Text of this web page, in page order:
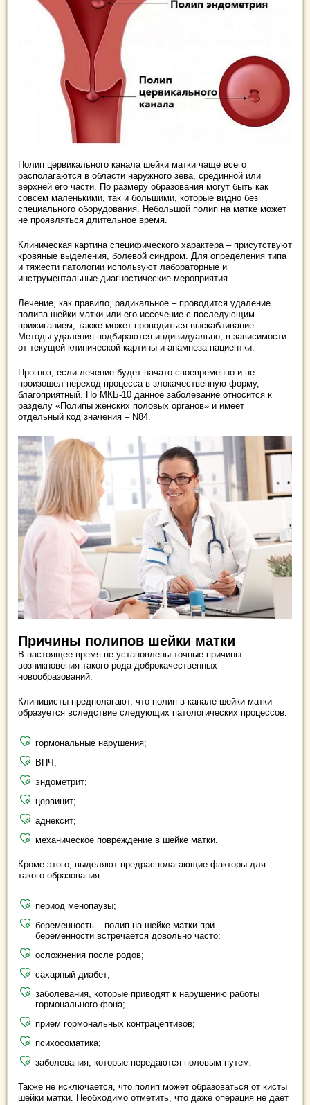
Полип цервикального канала шейки матки чаще всего
располагаются в области наружного зева, срединной или
верхней его части. По размеру образования могут быть как
совсем маленькими, так и большими, которые видно без
специального оборудования. Небольшой полип на матке может
не проявляться длительное время.
Клиническая картина специфического характера – присутствуют
кровяные выделения, болевой синдром. Для определения типа
и тяжести патологии используют лабораторные и
инструментальные диагностические мероприятия.
Лечение, как правило, радикальное – проводится удаление
полипа шейки матки или его иссечение с последующим
прижиганием, также может проводиться выскабливание.
Методы удаления подбираются индивидуально, в зависимости
от текущей клинической картины и анамнеза пациентки.
Прогноз, если лечение будет начато своевременно и не
произошел переход процесса в злокачественную форму,
благоприятный. По МКБ-10 данное заболевание относится к
разделу «Полипы женских половых органов» и имеет
отдельный код значения – N84.
Причины полипов шейки матки
В настоящее время не установлены точные причины
возникновения такого рода доброкачественных
новообразований.
Клиницисты предполагают, что полип в канале шейки матки
образуется вследствие следующих патологических процессов:
гормональные нарушения;
ВПЧ;
эндометрит;
цервицит;
аднексит;
механическое повреждение в шейке матки.
Кроме этого, выделяют предрасполагающие факторы для
такого образования:
период менопаузы;
беременность – полип на шейке матки при
беременности встречается довольно часто;
осложнения после родов;
сахарный диабет;
заболевания, которые приводят к нарушению работы
гормонального фона;
прием гормональных контрацептивов;
психосоматика;
заболевания, которые передаются половым путем.
Также не исключается, что полип может образоваться от кисты
шейки матки. Необходимо отметить, что даже операция не дает